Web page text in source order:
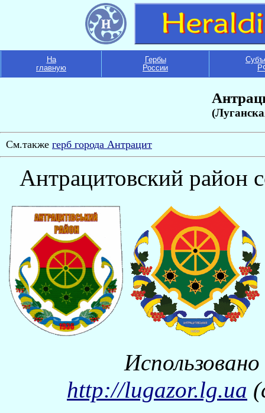
На
главную
Гербы
России
Cм.также герб города Антрацит
Антрацитовский район
http://lugazor.lg.ua